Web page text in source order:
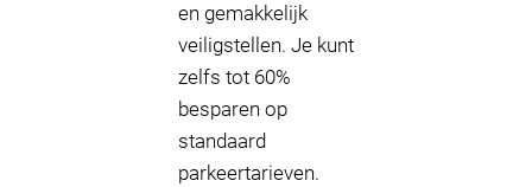
en gemakkelijk
veiligstellen. Je kunt
zelfs tot 60%
besparen op
standaard
parkeertarieven.